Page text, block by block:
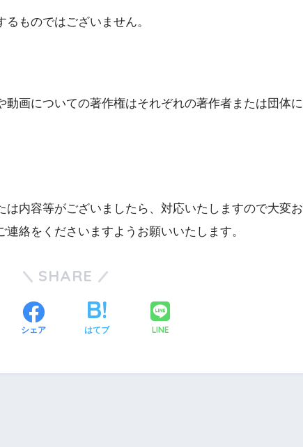
ものではございません。
動画についての著作権はそれぞれの著作者または団体に
は内容等がございましたら、対応いたしますので大変お
連絡をくださいますようお願いいたします。
SHARE
シェア はてブ LINE